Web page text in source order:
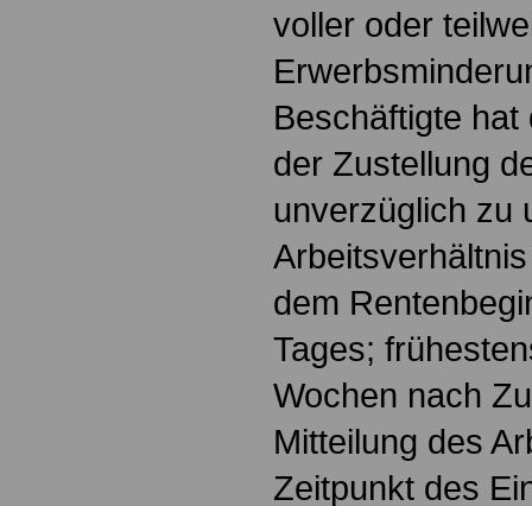
voller oder
Beschäftigte
der Zustellung
unverzüglich zu
dem
Tages;
Wochen nach
Mitteilung des
Zeitpunkt des